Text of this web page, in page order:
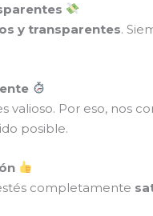
y transparentes.
valioso. Por eso, nos
posible.
completamente